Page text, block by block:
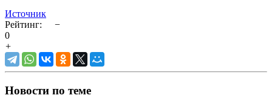
Источник
Рейтинг: −
0
+
Новости по теме